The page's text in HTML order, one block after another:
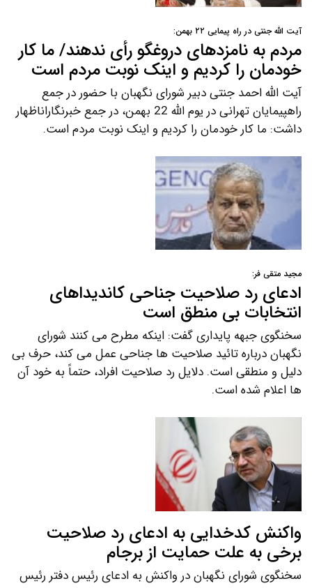
آیت الله جنتی در راه پیمایی ۲۲ بهمن:
مردم به نامزدهای دروغگو رأی ندهند/ ما کار
خودمان را کردیم و اینک نوبت مردم است
آیت الله احمد جنتی دبیر شورای نگهبان با حضور در جمع
راهپیمایان تهرانی در یوم الله 22 بهمن، در جمع خبرنگاراناظهار
داشت: ما کار خودمان را کردیم و اینک نوبت مردم است.
مجید متقی فر:
ادعای رد صلاحیت جناحی کاندیداهای
انتخابات بی منطق است
سخنگوی جبهه پایداری گفت: اینکه مطرح می کنند شورای
نگهبان درباره تائید صلاحیت ها جناحی عمل می کند، حرف بی
دلیل و منطقی است. دلایل رد صلاحیت افراد، حتماً به خود آن
ها اعلام شده است.
واکنش کدخدایی به ادعای رد صلاحیت
برخی به علت حمایت از برجام
سخنگوی شورای نگهبان در واکنش به ادعای رئیس دفتر رئیس